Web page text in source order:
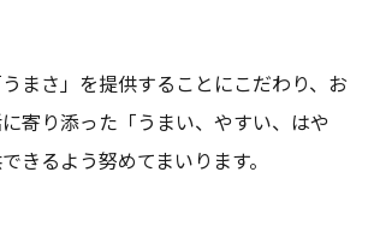
まさ」を提供することにこだわり、お
寄り添った「うまい、やすい、はや
きるよう努めてまいります。